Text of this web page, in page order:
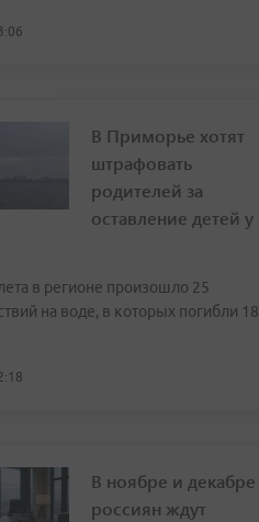
В Приморье хотят
штрафовать
родителей за
оставление детей у
в регионе произошло 25
на воде, в которых погибли 18
В ноябре и декабре
россиян ждут